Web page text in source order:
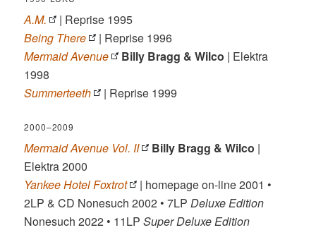
A.M.
| Reprise 1995
Being There
| Reprise 1996
Mermaid Avenue
Billy Bragg & Wilco | Elektra
1998
Summerteeth
| Reprise 1999
2000–2009
Mermaid Avenue Vol. II Billy Bragg & Wilco |
Elektra 2000
Yankee Hotel Foxtrot
| homepage on-line 2001 •
2LP & CD Nonesuch 2002 • 7LP Deluxe Edition
Nonesuch 2022 • 11LPSuper Deluxe Edition